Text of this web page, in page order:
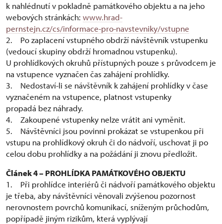
k nahlédnutí v pokladně památkového objektu a na jeho
webových stránkách: www.hrad-
pernstejn.cz/cs/informace-pro-navstevniky/vstupne
2. Po zaplacení vstupného obdrží návštěvník vstupenku
(vedoucí skupiny obdrží hromadnou vstupenku).
U prohlídkových okruhů přístupných pouze s průvodcem je
na vstupence vyznačen čas zahájení prohlídky.
3. Nedostaví-li se návštěvník k zahájení prohlídky v čase
vyznačeném na vstupence, platnost vstupenky
propadá bez náhrady.
4. Zakoupené vstupenky nelze vrátit ani vyměnit.
5. Návštěvníci jsou povinni prokázat se vstupenkou při
vstupu na prohlídkový okruh či do nádvoří, uschovat ji po
celou dobu prohlídky a na požádání ji znovu předložit.
Článek 4 – PROHLÍDKA PAMÁTKOVÉHO OBJEKTU
1. Při prohlídce interiérů či nádvoří památkového objektu
je třeba, aby návštěvníci věnovali zvýšenou pozornost
nerovnostem povrchů komunikací, sníženým průchodům,
popřípadě jiným rizikům, která vyplývají